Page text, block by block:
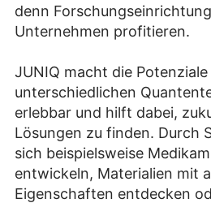
denn
Unternehmen profitieren.
JUNIQ macht die
unterschiedlichen
erlebbar und hilft dabei,
Lösungen zu finden. Durch
sich beispielsweise
entwickeln, Materialien mit
Eigenschaften entdecken